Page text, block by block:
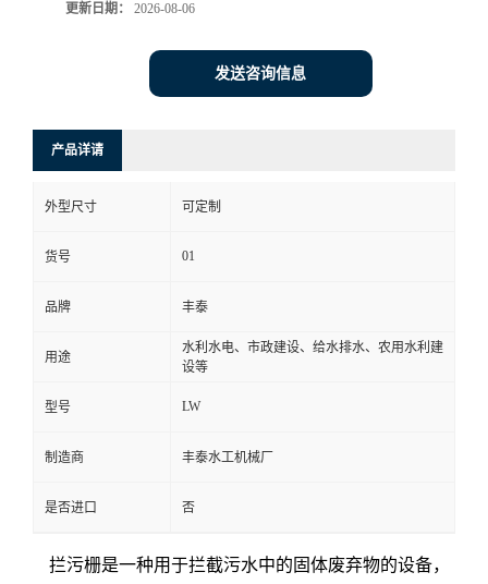
更新日期： 2026-08-06
发送咨询信息
产品详请
外型尺寸 可定制
货号 01
品牌 丰泰
用途
水利水电、市政建设、给水排水、农用水利建
设等
型号 LW
制造商 丰泰水工机械厂
是否进口 否
拦污栅是一种用于拦截污水中的固体废弃物的设备，